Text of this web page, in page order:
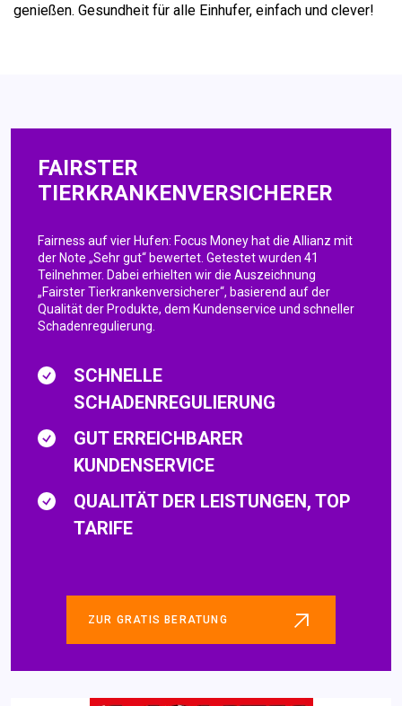
genießen. Gesundheit für alle Einhufer, einfach und clever!
FAIRSTER
TIERKRANKENVERSICHERER
Fairness auf vier Hufen: Focus Money hat die Allianz mit
der Note „Sehr gut“ bewertet. Getestet wurden 41
Teilnehmer. Dabei erhielten wir die Auszeichnung
„Fairster Tierkrankenversicherer“, basierend auf der
Qualität der Produkte, dem Kundenservice und schneller
Schadenregulierung.
SCHNELLE
SCHADENREGULIERUNG
GUT ERREICHBARER
KUNDENSERVICE
QUALITÄT DER LEISTUNGEN, TOP
TARIFE
ZUR GRATIS BERATUNG